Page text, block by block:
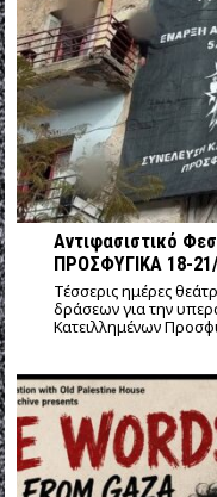
Αντιφασιστικό
ΠΡΟΣΦΥΓΙΚΑ 18-
Τέσσερις ημέρες
δράσεων για την
Κατειλλημένων